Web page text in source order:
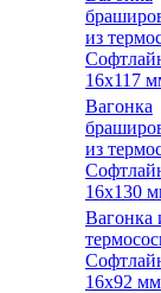
из
16х117
Вагонка
из
16х130
Вагонка
16х92